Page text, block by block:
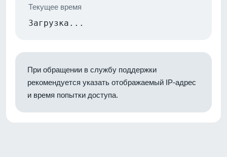
Текущее время
Загрузка...
При обращении в службу поддержки
рекомендуется указать отображаемый IP-адрес
и время попытки доступа.